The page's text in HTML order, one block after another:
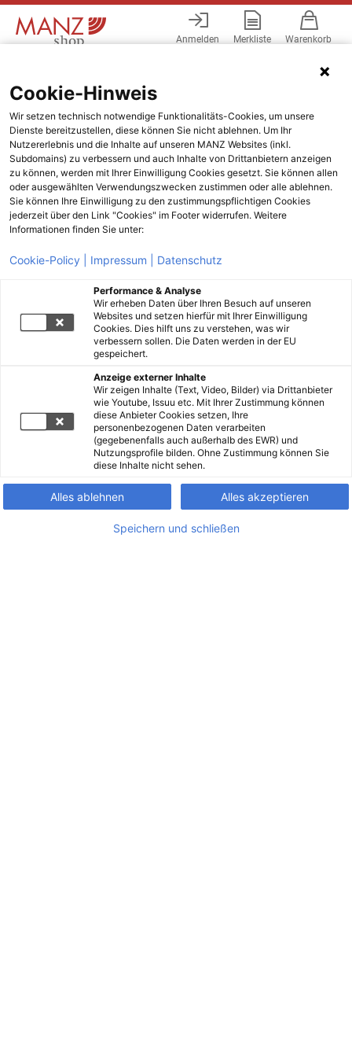
Anmelden Merkliste Warenkorb
Cookie-Hinweis
Wir setzen technisch notwendige Funktionalitäts-Cookies, um unsere
Dienste bereitzustellen, diese können Sie nicht ablehnen. Um Ihr
Nutzererlebnis und die Inhalte auf unseren MANZ Websites (inkl.
Subdomains) zu verbessern und auch Inhalte von Drittanbietern anzeigen
zu können, werden mit Ihrer Einwilligung Cookies gesetzt. Sie können allen
oder ausgewählten Verwendungszwecken zustimmen oder alle ablehnen.
Sie können Ihre Einwilligung zu den zustimmungspflichtigen Cookies
jederzeit über den Link "Cookies" im Footer widerrufen. Weitere
Informationen finden Sie unter:
Cookie-Policy | Impressum | Datenschutz
Performance & Analyse
Wir erheben Daten über Ihren Besuch auf unseren
Websites und setzen hierfür mit Ihrer Einwilligung
Cookies. Dies hilft uns zu verstehen, was wir
verbessern sollen. Die Daten werden in der EU
gespeichert.
Anzeige externer Inhalte
Wir zeigen Inhalte (Text, Video, Bilder) via Drittanbieter
wie Youtube, Issuu etc. Mit Ihrer Zustimmung können
diese Anbieter Cookies setzen, Ihre
personenbezogenen Daten verarbeiten
(gegebenenfalls auch außerhalb des EWR) und
Nutzungsprofile bilden. Ohne Zustimmung können Sie
diese Inhalte nicht sehen.
Alles ablehnen Alles akzeptieren
Speichern und schließen